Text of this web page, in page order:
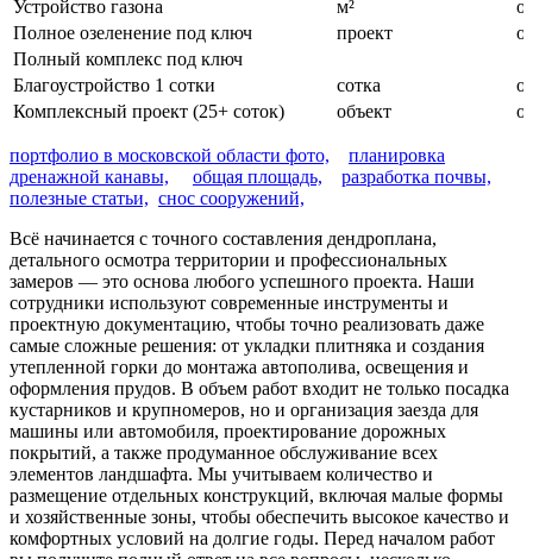
Устройство газона м²
Полное озеленение под ключ
проект
Полный комплекс под ключ
Благоустройство 1 сотки
сотка
Комплексный проект (25+ соток)
объект
портфолио в московской области фото,
планировка
дренажной канавы,
общая площадь,
разработка почвы,
полезные статьи, снос сооружений,
Всё начинается с точного составления дендроплана,
детального осмотра территории и профессиональных
замеров — это основа любого успешного проекта. Наши
сотрудники используют современные инструменты и
проектную документацию, чтобы точно реализовать даже
самые сложные решения: от укладки плитняка и создания
утепленной горки до монтажа автополива, освещения и
оформления прудов. В объем работ входит не только посадка
кустарников и крупномеров, но и организация заезда для
машины или автомобиля, проектирование дорожных
покрытий, а также продуманное обслуживание всех
элементов ландшафта. Мы учитываем количество и
размещение отдельных конструкций, включая малые формы
и хозяйственные зоны, чтобы обеспечить высокое качество и
комфортных условий на долгие годы. Перед началом работ